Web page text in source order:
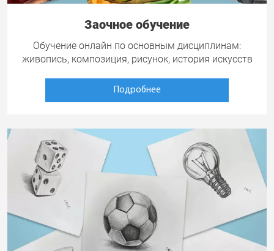
Заочное обучение
Обучение онлайн по основным дисциплинам:
живопись, композиция, рисунок, история искусств
Подробнее